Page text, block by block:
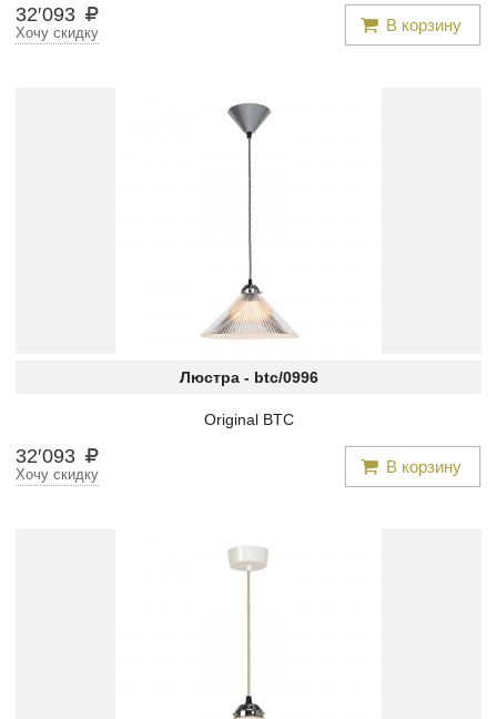
32′093 В корзину
Хочу скидку
Люстра - btc/0996
Original BTC
32′093 В корзину
Хочу скидку